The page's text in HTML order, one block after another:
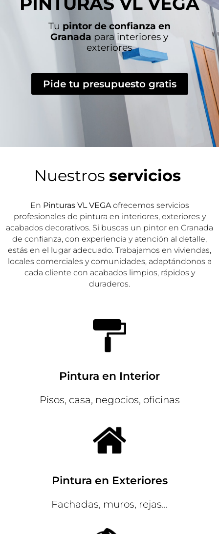
Tu pintor de confianza en
Granada para interiores y
exteriores
Pide tu presupuesto gratis
Nuestros servicios
En Pinturas VL VEGAofrecemos servicios
profesionales de pintura en interiores, exteriores y
acabados decorativos. Si buscas un pintor en Granada
de confianza, con experiencia y atención al detalle,
estás en el lugar adecuado. Trabajamos en viviendas,
locales comerciales y comunidades, adaptándonos a
cada cliente con acabados limpios, rápidos y
duraderos.
Pintura en Interior
Pisos, casa, negocios, oficinas
Pintura en Exteriores
Fachadas, muros, rejas...